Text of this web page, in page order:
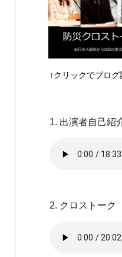
↑クリックでブロ
1. 出演者自己紹
2. クロストーク